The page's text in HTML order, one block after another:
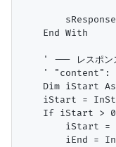
    End With
' --- レスポン
' "content":
Dim iStart
iStart =
If iStart >
iStart =
iEnd =